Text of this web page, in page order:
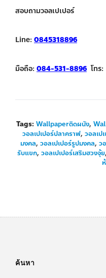
สอบถามวอลเปเปอร์
Line: 0845318896
มือถือ: 084-531-8896 โทร:
Tags: Wallpaperติดผนัง,
วอลเปเปอร์ปลาคราฟ, วอลเป
มงคล, วอลเปเปอร์รูปมงคล, ว
รับแขก, วอลเปเปอร์เสริมฮวงจุ้ย,
ค้นหา